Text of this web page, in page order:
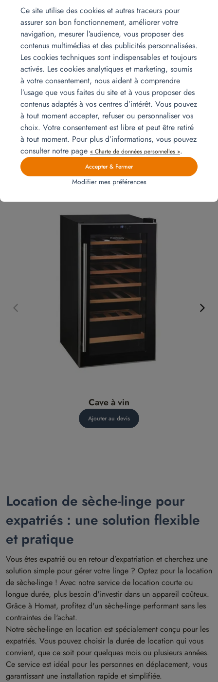
Installation pour un 4 pièces
Un aménagement complet pour un appartement 4 pièces, livré et
installé par Homat en moins de 48 h. Prêt à emménager dès votre
arrivée, entre confort et praticité.
Lire la suite
Autres produits qui pourraient
vous intéresser
Cave à vin
Ajouter au devis
Location de sèche-linge pour
expatriés : une solution flexible
et pratique
Vous êtes expatrié ou en retour d’expatriation et cherchez une
solution simple pour gérer votre linge ? Optez pour la location
de sèche-linge ! Avec notre service de location courte ou
longue durée, plus besoin d'investir dans un appareil coûteux.
Grâce à Homat, profitez d'un sèche-linge performant sans les
contraintes de l'achat.
Notre sèche-linge en location est spécialement conçu pour les
expatriés. Vous pouvez choisir la durée de location qui vous
convient, que ce soit pour quelques mois ou plusieurs années.
Ce service est idéal pour les personnes en déplacement, vous
garantissant une installation rapide et simplifiée.
Ce site utilise des cookies et autres traceurs pour
assurer son bon fonctionnement, améliorer votre
navigation, mesurer l’audience, vous proposer des
contenus multimédias et des publicités personnalisées.
Les cookies techniques sont indispensables et toujours
activés. Les cookies analytiques et marketing, soumis
à votre consentement, nous aident à comprendre
l’usage que vous faites du site et à vous proposer des
contenus adaptés à vos centres d’intérêt. Vous pouvez
à tout moment accepter, refuser ou personnaliser vos
choix. Votre consentement est libre et peut être retiré
à tout moment. Pour plus d’informations, vous pouvez
consulter notre page « Charte de données personnelles ».
Accepter & Fermer
Modifier mes préférences